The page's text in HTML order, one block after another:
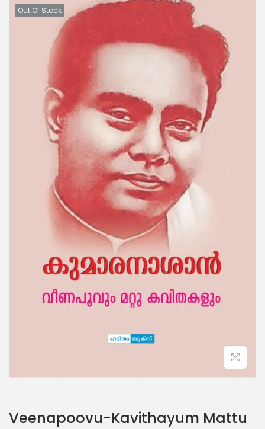
Out Of Stock
Veenapoovu-Kavithayum Mattu